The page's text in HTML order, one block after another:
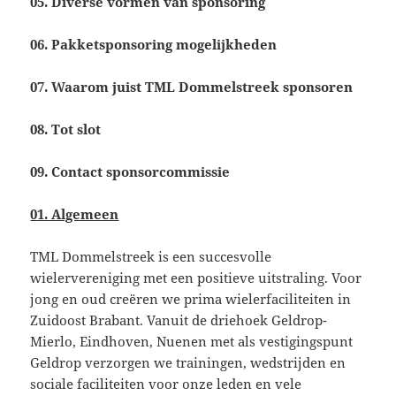
06. Pakketsponsoring mogelijkheden
07. Waarom juist TML Dommelstreek sponsoren
08. Tot slot
09. Contact sponsorcommissie
01. Algemeen
TML Dommelstreek is een succesvolle
wielervereniging met een positieve uitstraling. Voor
jong en oud creëren we prima wielerfaciliteiten in
Zuidoost Brabant. Vanuit de driehoek Geldrop-
Mierlo, Eindhoven, Nuenen met als vestigingspunt
Geldrop verzorgen we trainingen, wedstrijden en
sociale faciliteiten voor onze leden en vele